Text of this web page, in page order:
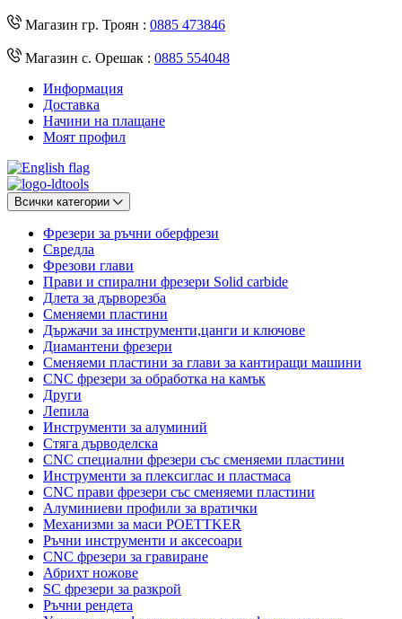
Магазин гр. Троян : 0885 473846
Магазин с. Орешак : 0885 554048
Информация
Доставка
Начини на плащане
Моят профил
Всички категории
Фрезери за ръчни оберфрези
Свредла
Фрезови глави
Прави и спирални фрезери Solid carbide
Длета за дърворезба
Сменяеми пластини
Държачи за инструменти,цанги и ключове
Диамантени фрезери
Сменяеми пластини за глави за кантиращи машини
CNC фрезери за обработка на камък
Други
Лепила
Инструменти за алуминий
Стяга дърводелска
CNC специални фрезери със сменяеми пластини
Инструменти за плексиглас и пластмаса
CNC прави фрезери със сменяеми пластини
Алуминиеви профили за вратички
Механизми за маси POETTKER
Ръчни инструменти и аксесоари
CNC фрезери за гравиране
Абрихт ножове
SC фрезери за разкрой
Ръчни рендета